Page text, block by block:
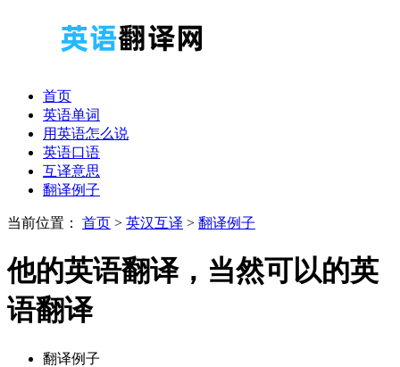
首页
英语单词
用英语怎么说
英语口语
互译意思
翻译例子
当前位置： 首页 > 英汉互译 > 翻译例子
他的英语翻译，当然可以的英
语翻译
翻译例子